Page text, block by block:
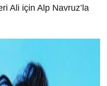
Ali için Alp Navruz’la